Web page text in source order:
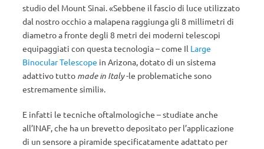
studio del Mount Sinai. «Sebbene il fascio di luce utilizzato
dal nostro occhio a malapena raggiunga gli 8 millimetri di
diametro a fronte degli 8 metri dei moderni telescopi
equipaggiati con questa tecnologia – come Il Large
Binocular Telescope in Arizona, dotato di un sistema
adattivo tutto made in Italy-le problematiche sono
estremamente simili».
E infatti le tecniche oftalmologiche – studiate anche
all’INAF, che ha un brevetto depositato per l’applicazione
di un sensore a piramide specificatamente adattato per